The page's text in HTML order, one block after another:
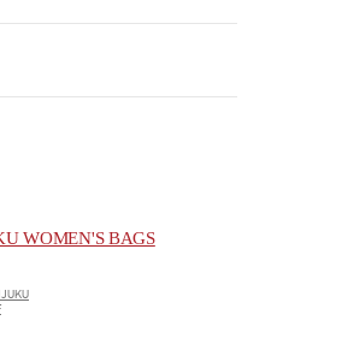
WOMEN'S BAGS